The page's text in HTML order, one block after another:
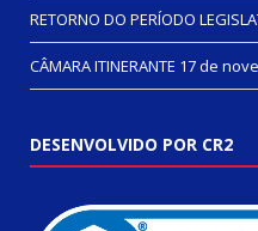
RETORNO DO PERÍODO
CÂMARA ITINERANTE 17 de
DESENVOLVIDO POR CR2